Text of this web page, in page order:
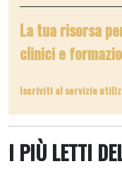
La tua risorsa
clinici e
Iscriviti al servizio
I PIÙ LETTI